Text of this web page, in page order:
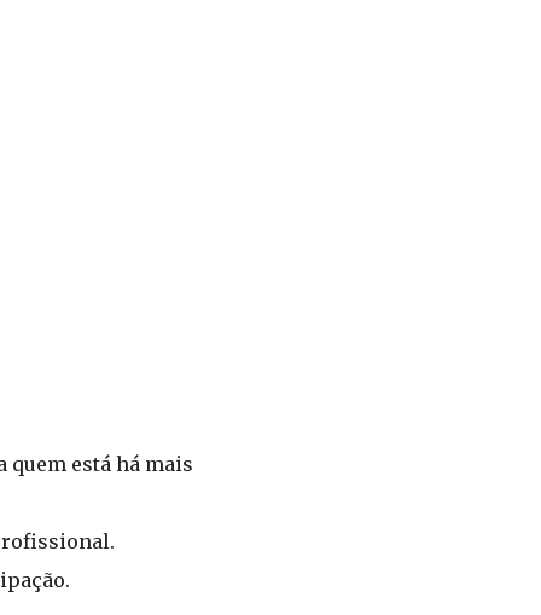
está há mais